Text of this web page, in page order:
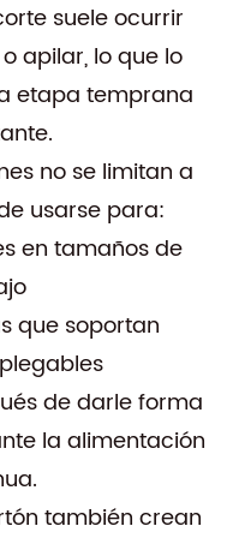
suele ocurrir
apilar, lo que lo
etapa temprana
no se limitan a
usarse para:
en tamaños de
que soportan
de darle forma
la alimentación
también crean